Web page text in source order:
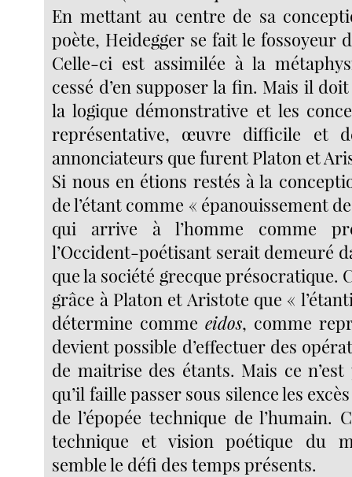
En mettant au centre de sa
poète, Heidegger se fait le fossoyeur
Celle-ci est assimilée à la
cessé d’en supposer la fin. Mais il
la logique démonstrative et les
représentative, œuvre difficile et
annonciateurs que furent Platon et
Si nous en étions restés à la
de l’étant comme « épanouissement
qui arrive à l’homme comme
l’Occident-poétisant serait demeuré
que la société grecque présocratique.
grâce à Platon et Aristote que «
détermine commeeidos, comme
devient possible d’effectuer des
de maitrise des étants. Mais ce
qu’il faille passer sous silence les
de l’épopée technique de l’humain.
technique et vision poétique du
semble le défi des temps présents.